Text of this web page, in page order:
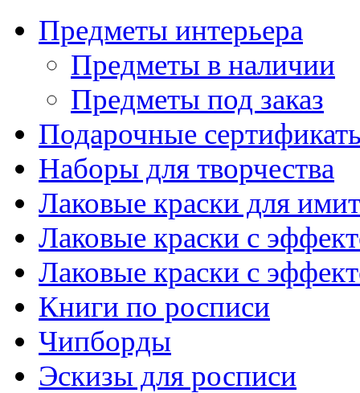
Предметы интерьера
Предметы в наличии
Предметы под заказ
Подарочные
Наборы для творчества
Лаковые краски для
Лаковые краски с
Лаковые краски с
Книги по росписи
Чипборды
Эскизы для росписи